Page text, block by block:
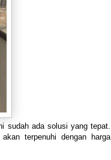
sudah ada solusi yang tepat.
terpenuhi dengan harga